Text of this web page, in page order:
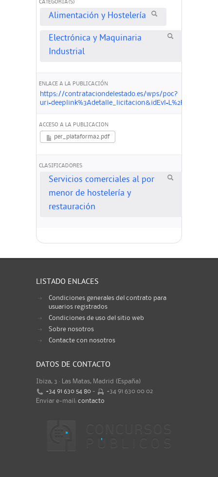
CATEGORIA(S)
Alimentación y Hostelería
Electrónica y Maquinaria
Industrial
ENLACE A LA PUBLICACIÓN
https://contrataciondelestado.es/wps/poc?
ACCESO A LA PUBLICACION
per_plataforma2.pdf
CLASIFICADORES
Servicios comerciales al por
menor de hostelería y
restauración
LISTADO ENLACES
Condiciones generales del contrato para
usuarios registrados
Condiciones de uso del sitio web
Sobre nosotros
Contacte con nosotros
DATOS DE CONTACTO
Ibiza, 3 · Las Matas, Madrid (España)
+34 91 630 54 80 -
+34 91 630 00 02
Enviar e-mail: contacto